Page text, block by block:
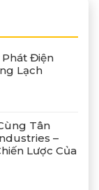
Phát Điện
Lạch
Tân
–
Lược Của